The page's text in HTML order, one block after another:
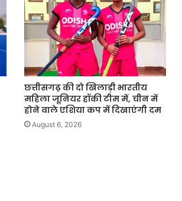
छत्तीसगढ़ की दो खिलाड़ी भारतीय
महिला जूनियर हॉकी टीम में, चीन में
होने वाले एशिया कप में दिखाएंगी दम
August 6, 2026